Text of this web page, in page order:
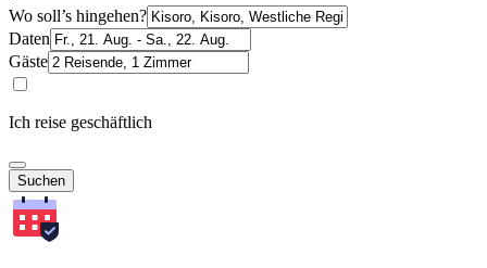
Wo soll’s hingehen?
Daten
Gäste
Ich reise geschäftlich
Suchen